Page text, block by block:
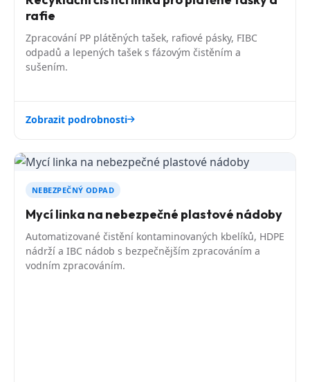
rafie
Zpracování PP plátěných tašek, rafiové pásky, FIBC
odpadů a lepených tašek s fázovým čistěním a
sušením.
Zobrazit podrobnosti
NEBEZPEČNÝ ODPAD
Mycí linka na nebezpečné plastové nádoby
Automatizované čistění kontaminovaných kbelíků, HDPE
nádrží a IBC nádob s bezpečnějším zpracováním a
vodním zpracováním.